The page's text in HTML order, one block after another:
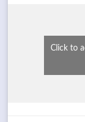
Click to